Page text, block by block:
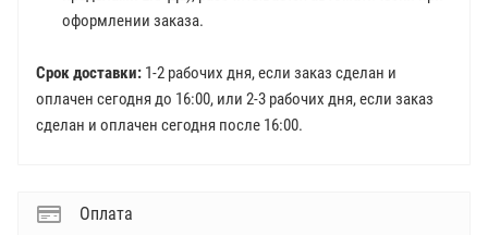
оформлении заказа.
Срок доставки: 1-2 рабочих дня, если заказ сделан и
оплачен сегодня до 16:00, или 2-3 рабочих дня, если заказ
сделан и оплачен сегодня после 16:00.
Оплата